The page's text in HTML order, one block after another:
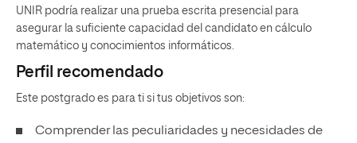
UNIR podría realizar una prueba escrita presencial para
asegurar la suficiente capacidad del candidato en cálculo
matemático y conocimientos informáticos.
Perfil recomendado
Este postgrado es para ti si tus objetivos son:
Comprender las peculiaridades y necesidades de